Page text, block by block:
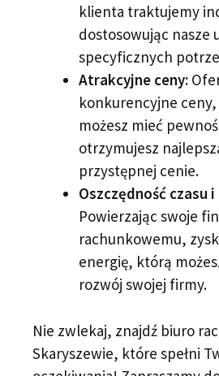
klienta traktujemy
dostosowując nasze
specyficznych
Atrakcyjne ceny:
konkurencyjne
możesz mieć
otrzymujesz
przystępnej cenie.
Oszczędność czasu
Powierzając swoje
rachunkowemu,
energię, którą
rozwój swojej firmy.
Nie zwlekaj, znajdź biuro
Skaryszewie, które spełni